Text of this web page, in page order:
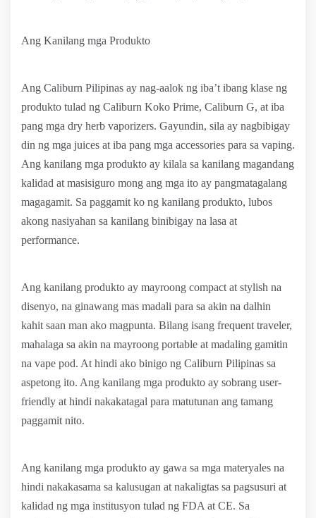
Ang Kanilang mga Produkto
Ang Caliburn Pilipinas ay nag-aalok ng iba’t ibang klase ng
produkto tulad ng Caliburn Koko Prime, Caliburn G, at iba
pang mga dry herb vaporizers. Gayundin, sila ay nagbibigay
din ng mga juices at iba pang mga accessories para sa vaping.
Ang kanilang mga produkto ay kilala sa kanilang magandang
kalidad at masisiguro mong ang mga ito ay pangmatagalang
magagamit. Sa paggamit ko ng kanilang produkto, lubos
akong nasiyahan sa kanilang binibigay na lasa at
performance.
Ang kanilang produkto ay mayroong compact at stylish na
disenyo, na ginawang mas madali para sa akin na dalhin
kahit saan man ako magpunta. Bilang isang frequent traveler,
mahalaga sa akin na mayroong portable at madaling gamitin
na vape pod. At hindi ako binigo ng Caliburn Pilipinas sa
aspetong ito. Ang kanilang mga produkto ay sobrang user-
friendly at hindi nakakatagal para matutunan ang tamang
paggamit nito.
Ang kanilang mga produkto ay gawa sa mga materyales na
hindi nakakasama sa kalusugan at nakaligtas sa pagsusuri at
kalidad ng mga institusyon tulad ng FDA at CE. Sa